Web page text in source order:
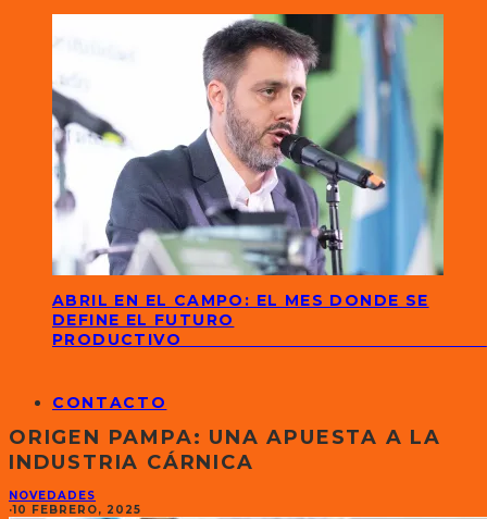
ABRIL EN EL CAMPO: EL MES DONDE SE
DEFINE EL FUTURO
PRODUCTIVO
CONTACTO
ORIGEN PAMPA: UNA APUESTA A LA
INDUSTRIA CÁRNICA
NOVEDADES
·10 FEBRERO, 2025